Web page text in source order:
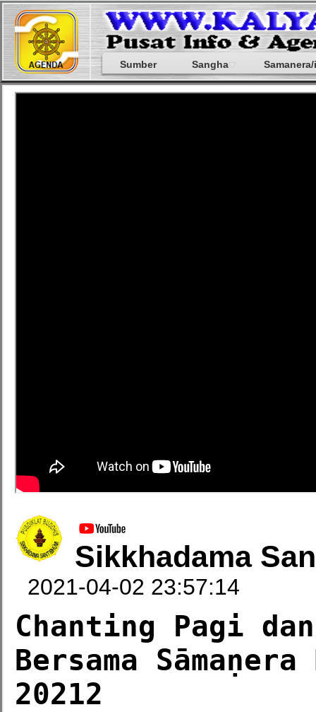
Sumber Sangha
Sikkhadama
2021-04-02 23:57:14
Chanting Pagi dan
Bersama
20212